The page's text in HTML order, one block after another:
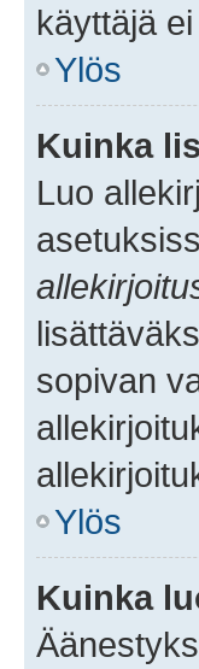
käyttäjä
Ylös
Kuinka
Luo
sopivan
Ylös
Kuinka